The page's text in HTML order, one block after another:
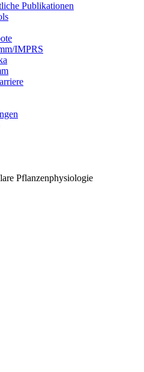
Publikationen
IMPRS
Pflanzenphysiologie